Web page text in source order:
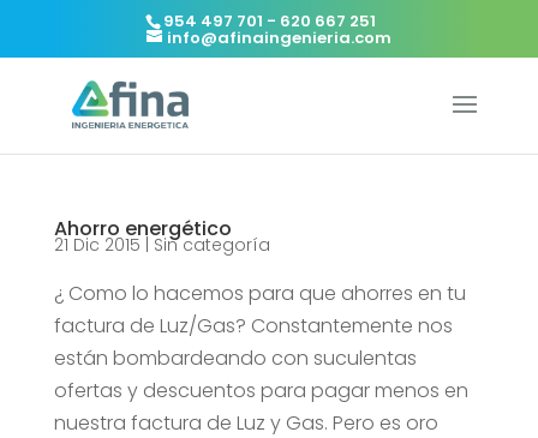
954 497 701 - 620 667 251
info@afinaingenieria.com
Ahorro energético
21 Dic 2015 Sin categoría
¿ Como lo hacemos para que ahorres en tu
factura de Luz/Gas? Constantemente nos
están bombardeando con suculentas
ofertas y descuentos para pagar menos en
nuestra factura de Luz y Gas. Pero es oro